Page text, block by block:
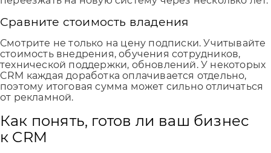
Сравните стоимость владения
Смотрите не только на цену подписки. Учитывайте
стоимость внедрения, обучения сотрудников,
технической поддержки, обновлений. У некоторых
CRM каждая доработка оплачивается отдельно,
поэтому итоговая сумма может сильно отличаться
от рекламной.
Как понять, готов ли ваш бизнес
к CRM